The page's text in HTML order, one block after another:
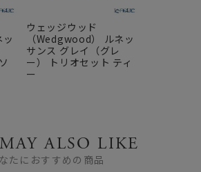
ウェッジウッド
（Wedgwood） ルネッ
サンス グレイ（グレ
ー） トリオセット ティ
ー
ALSO LIKE
たにおすすめの商品